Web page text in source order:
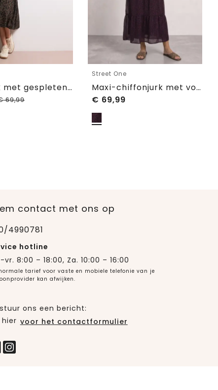
Midi-jurk met gespleten hals en print
69,99
Street One
Maxi-chiffonjurk met volants en print
€ 69,99
contact met ons op
4990781
hotline
vr. 8:00 – 18:00, Za. 10:00 – 16:00
tarief voor vaste en mobiele telefonie van je
kan afwijken.
ons een bericht:
hier voor het contactformulier